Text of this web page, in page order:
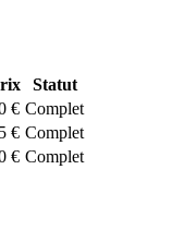
Statut
€ Complet
€ Complet
€ Complet